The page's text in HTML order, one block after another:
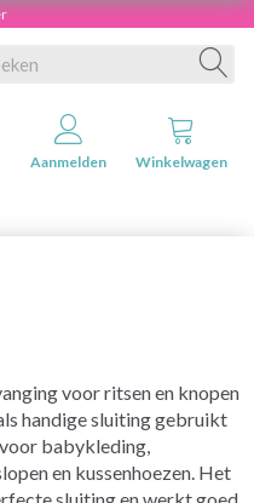
Aanmelden Winkelwagen
voor ritsen en knopen
handige sluiting gebruikt
babykleding,
en kussenhoezen. Het